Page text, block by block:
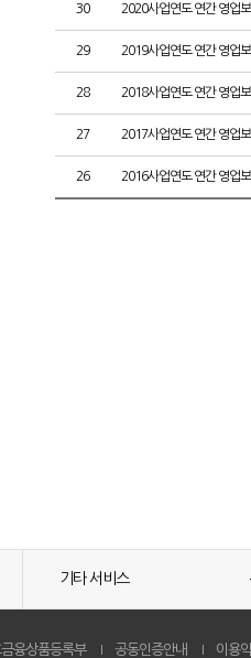
30 2020사업연도 연간 영업
29 2019사업연도 연간 영업
28 2018사업연도 연간 영업
27 2017사업연도 연간 영업
26 2016사업연도 연간 영업
기타 서비스
융상품등록부 공동인증안내 이용